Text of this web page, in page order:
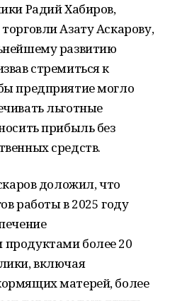
Радий Хабиров,
Азату Аскарову,
развитию
стремиться к
предприятие могло
льготные
прибыль без
средств.
доложил, что
работы в 2025 году
более 20
включая
матерей, более